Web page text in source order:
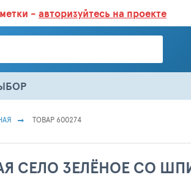
000 ТОВАРОВ. ЕЖЕДНЕВНОЕ ОБНОВЛЕНИЕ
- авторизуйтесь на проекте
ТОВАР 600274
СЕЛО ЗЕЛЁНОЕ СО